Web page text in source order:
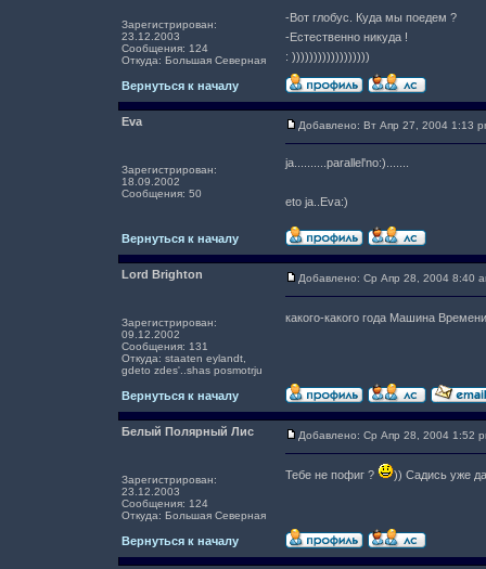
Зарегистрирован:
23.12.2003
Сообщения: 124
Откуда: Большая Северная
-Вот глобус. Куда мы поедем ?
-Естественно никуда !
: ))))))))))))))))))
Вернуться к началу
Eva
Зарегистрирован:
18.09.2002
Сообщения: 50
Добавлено: Вт Апр 27, 2004 1:13
ja..........parallel'no:).......
eto ja..Eva:)
Вернуться к началу
Lord Brighton
Зарегистрирован:
09.12.2002
Сообщения: 131
Откуда: staaten eylandt,
gdeto zdes'..shas posmotrju
Добавлено: Ср Апр 28, 2004 8:40
какого-какого года Машина
Вернуться к началу
Белый Полярный Лис
Зарегистрирован:
23.12.2003
Сообщения: 124
Откуда: Большая Северная
Добавлено: Ср Апр 28, 2004 1:52
Тебе не пофиг ? )) Садись уже
Вернуться к началу